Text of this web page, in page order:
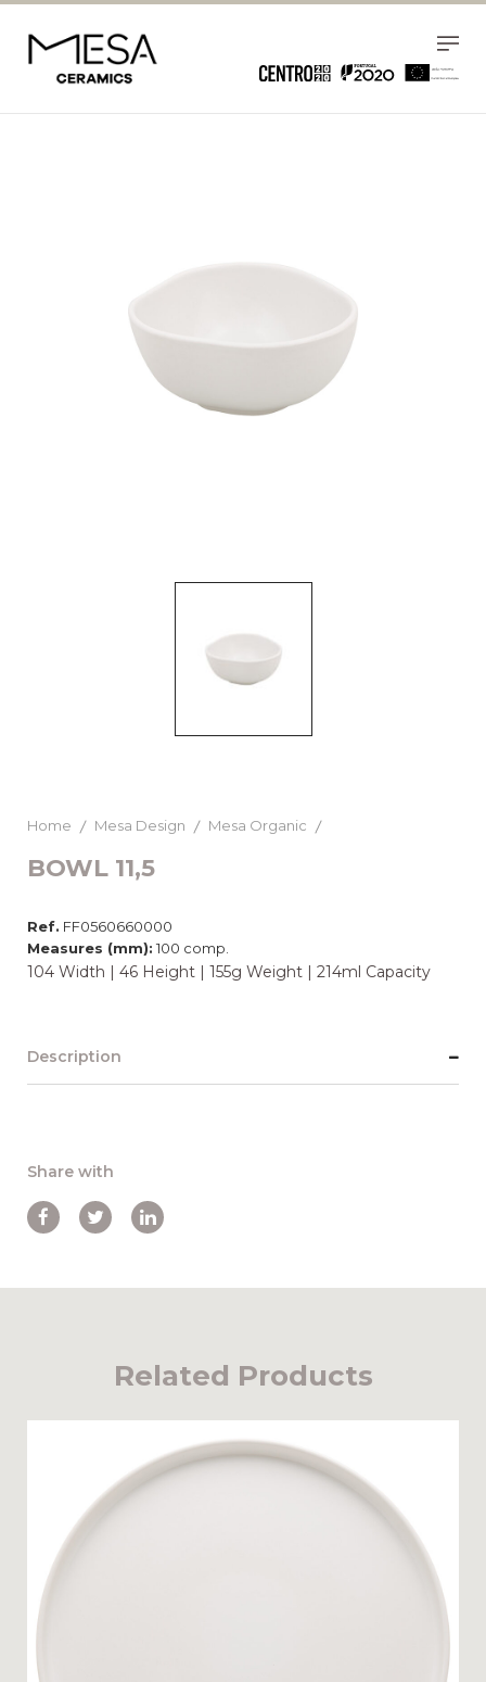
Home Mesa Design Mesa Organic
BOWL 11,5
Ref. FF0560660000
Measures (mm): 100 comp.
104 Width | 46 Height | 155g Weight | 214ml Capacity
Description
Share with
Related Products